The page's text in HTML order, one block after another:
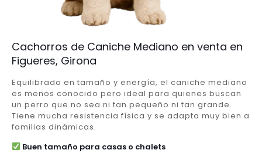
Cachorros de Caniche Mediano en venta en
Figueres, Girona
Equilibrado en tamaño y energía, el caniche mediano
es menos conocido pero ideal para quienes buscan
un perro que no sea ni tan pequeño ni tan grande.
Tiene mucha resistencia física y se adapta muy bien a
familias dinámicas.
Buen tamaño para casas o chalets